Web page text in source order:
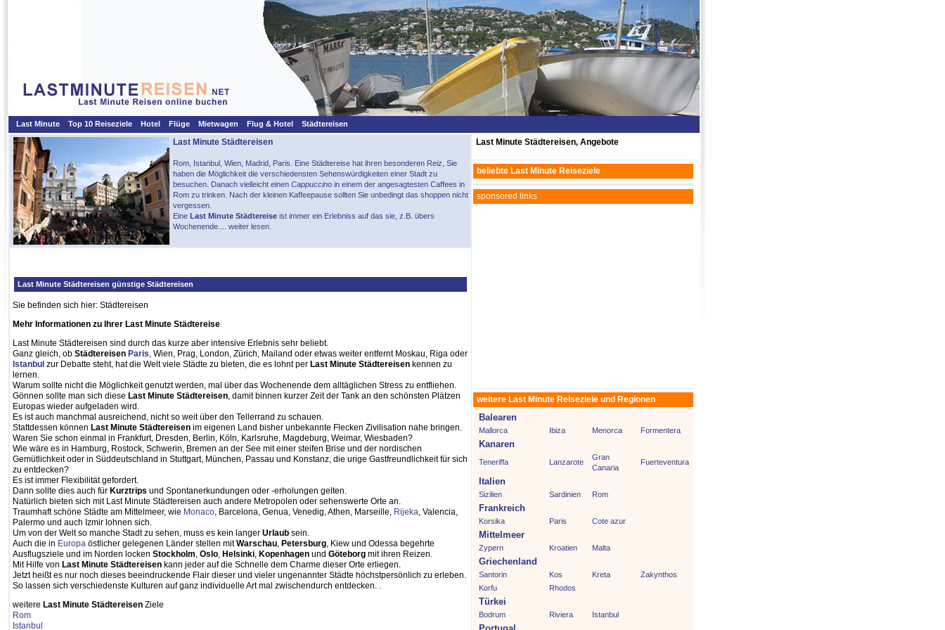
Last Minute Top 10 Reiseziele Hotel Flüge Mietwagen Flug & Hotel Städtereisen
Last Minute Städtereisen
Rom, Istanbul, Wien, Madrid, Paris. Eine Städtereise hat ihren besonderen Reiz, Sie
haben die Möglichkeit die verschiedensten Sehenswürdigkeiten einer Stadt zu
besuchen. Danach vielleicht einen Cappuccino in einem der angesagtesten Caffees in
Rom zu trinken. Nach der kleinen Kaffeepause sollten Sie unbedingt das shoppen nicht
vergessen.
Eine Last Minute Städtereise ist immer ein Erlebniss auf das sie, z.B. übers
Wochenende.... weiter lesen.
Last Minute Städtereisen günstige Städtereisen
Sie befinden sich hier: Städtereisen
Mehr Informationen zu Ihrer Last Minute Städtereise
Last Minute Städtereisen sind durch das kurze aber intensive Erlebnis sehr beliebt.
Ganz gleich, ob Städtereisen Paris, Wien, Prag, London, Zürich, Mailand oder etwas weiter entfernt Moskau, Riga oder
Istanbul zur Debatte steht, hat die Welt viele Städte zu bieten, die es lohnt per Last Minute Städtereisen kennen zu
lernen.
Warum sollte nicht die Möglichkeit genutzt werden, mal über das Wochenende dem alltäglichen Stress zu entfliehen.
Gönnen sollte man sich diese Last Minute Städtereisen, damit binnen kurzer Zeit der Tank an den schönsten Plätzen
Europas wieder aufgeladen wird.
Es ist auch manchmal ausreichend, nicht so weit über den Tellerrand zu schauen.
Stattdessen können Last Minute Städtereisen im eigenen Land bisher unbekannte Flecken Zivilisation nahe bringen.
Waren Sie schon einmal in Frankfurt, Dresden, Berlin, Köln, Karlsruhe, Magdeburg, Weimar, Wiesbaden?
Wie wäre es in Hamburg, Rostock, Schwerin, Bremen an der See mit einer steifen Brise und der nordischen
Gemütlichkeit oder in Süddeutschland in Stuttgart, München, Passau und Konstanz, die urige Gastfreundlichkeit für sich
zu entdecken?
Es ist immer Flexibilität gefordert.
Dann sollte dies auch für Kurztrips und Spontanerkundungen oder -erholungen gelten.
Natürlich bieten sich mit Last Minute Städtereisen auch andere Metropolen oder sehenswerte Orte an.
Traumhaft schöne Städte am Mittelmeer, wie Monaco, Barcelona, Genua, Venedig, Athen, Marseille, Rijeka, Valencia,
Palermo und auch Izmir lohnen sich.
Um von der Welt so manche Stadt zu sehen, muss es kein langer Urlaub sein.
Auch die in Europa östlicher gelegenen Länder stellen mitWarschau, Petersburg, Kiew und Odessa begehrte
Ausflugsziele und im Norden locken Stockholm, Oslo, Helsinki, Kopenhagen und Göteborg mit ihren Reizen.
Mit Hilfe von Last Minute Städtereisen kann jeder auf die Schnelle dem Charme dieser Orte erliegen.
Jetzt heißt es nur noch dieses beeindruckende Flair dieser und vieler ungenannter Städte höchstpersönlich zu erleben.
So lassen sich verschiedenste Kulturen auf ganz individuelle Art mal zwischendurch entdecken. .
weitere Last Minute Städtereisen Ziele
Rom
Istanbul
Last Minute Städtereisen, Angebote
beliebte Last Minute Reiseziele
sponsored links
weitere Last Minute Reiseziele und Regionen
Balearen
Mallorca Ibiza Menorca Formentera
Kanaren
Teneriffa Lanzarote
Gran
Canaria
Fuerteventura
Italien
Sizilien Sardinien Rom
Frankreich
Korsika Paris Cote azur
Mittelmeer
Zypern Kroatien Malta
Griechenland
Santorin Kos Kreta
Zakynthos
Korfu
Rhodos
Türkei
Bodrum Riviera Istanbul